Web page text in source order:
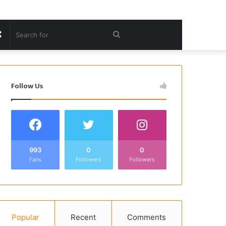
Search
for
Random
Article
Follow Us
993
Fans
0
Followers
0
Followers
Popular Recent Comments